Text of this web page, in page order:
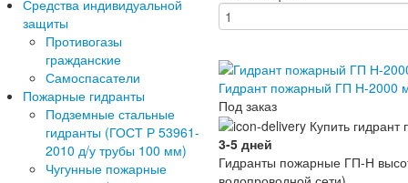
Средства индивидуальной
защиты
Противогазы
гражданские
Самоспасатели
Пожарные гидранты
Подземные стальные
гидранты (ГОСТ Р 53961-
2010 д/у трубы 100 мм)
Чугунные пожарные
Гидрант пожарный ГП Н-2000
Под заказ
3-5 дней
Гидранты пожарные ГП-Н